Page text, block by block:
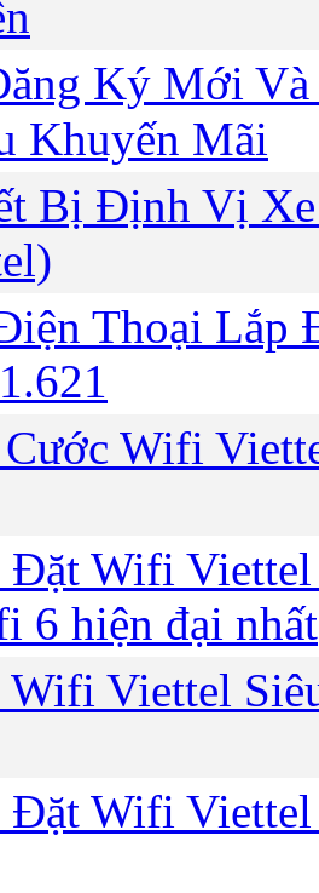
Ký Mới Và
Khuyến Mãi
Bị Định Vị
Thoại Lắp
Wifi
Đặt Wifi Viettel
6 hiện đại nhất
Wifi Viettel
Đặt Wifi